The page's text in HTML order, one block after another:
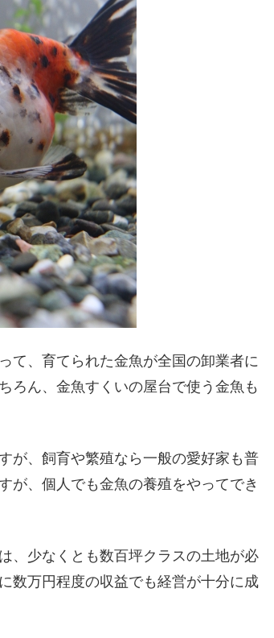
て、育てられた金魚が全国の卸業者に
ろん、金魚すくいの屋台で使う金魚も
が、飼育や繁殖なら一般の愛好家も普
が、個人でも金魚の養殖をやってでき
、少なくとも数百坪クラスの土地が必
数万円程度の収益でも経営が十分に成